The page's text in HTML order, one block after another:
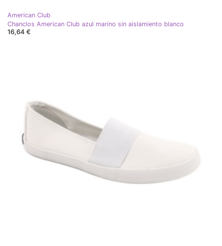
American Club
Chanclos American Club azul marino sin aislamiento blanco
16,64 €